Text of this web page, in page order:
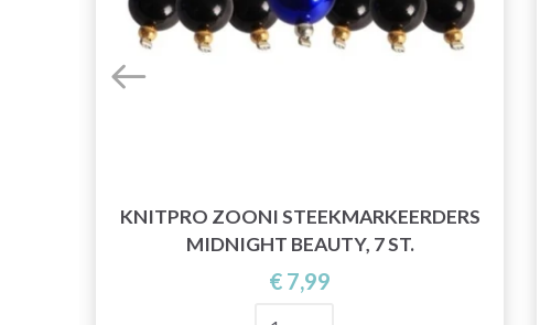
KNITPRO ZOONI STEEKMARKEERDERS
MIDNIGHT BEAUTY, 7 ST.
€ 7,99